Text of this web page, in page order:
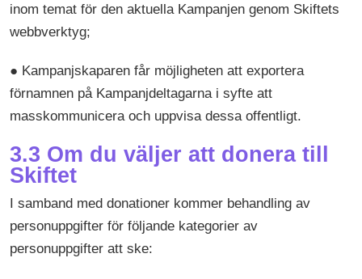
inom temat för den aktuella Kampanjen genom Skiftets
webbverktyg;
● Kampanjskaparen får möjligheten att exportera
förnamnen på Kampanjdeltagarna i syfte att
masskommunicera och uppvisa dessa offentligt.
3.3 Om du väljer att donera till
Skiftet
I samband med donationer kommer behandling av
personuppgifter för följande kategorier av
personuppgifter att ske: